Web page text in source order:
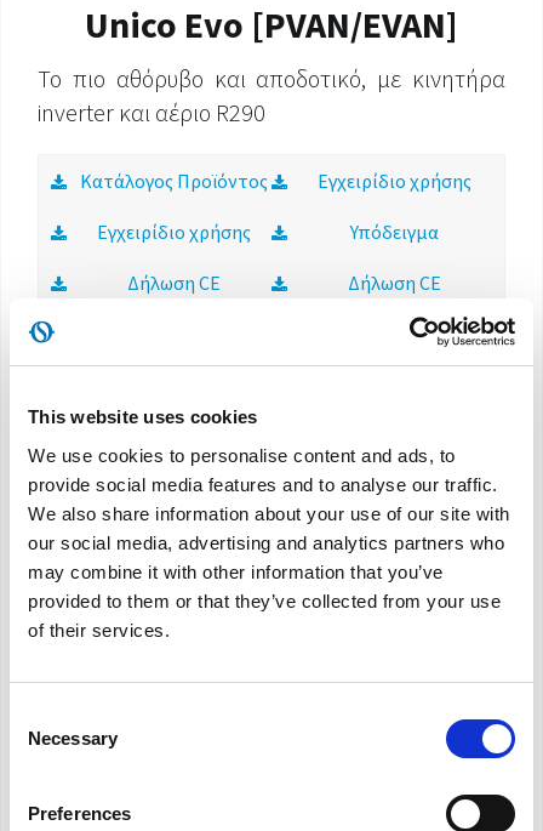
This website uses cookies
We use cookies to personalise content and ads, to
provide social media features and to analyse our traffic.
We also share information about your use of our site with
our social media, advertising and analytics partners who
may combine it with other information that you’ve
provided to them or that they’ve collected from your use
of their services.
Selection
Necessary
Preferences
Unico Evo [PVAN/EVAN]
Το πιο αθόρυβο και αποδοτικό, με κινητήρα
inverter και αέριο R290
Κατάλογος Προϊόντος Εγχειρίδιο χρήσης
Εγχειρίδιο χρήσης Υπόδειγμα
Δήλωση CE Δήλωση CE
Εγχειρίδιο χρήσης Wi-
Fi
Unico Evo 30 HP EVANX